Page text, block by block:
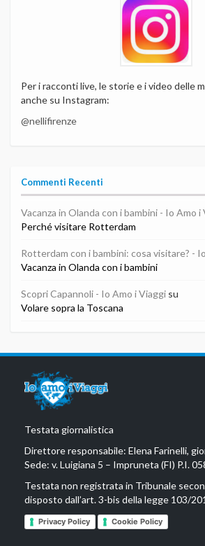
Per i racconti live, le storie e i video delle
anche su Instagram:
@nellifirenze
Commenti Recenti
Vacanza in Olanda con i bambini - Io Amo i
Perché visitare Rotterdam
Rotterdam con i bambini: cosa visitare? -
Vacanza in Olanda con i bambini
Scopri Capannoli - Io Amo i Viaggi su
Volare sopra la Toscana
Testata giornalistica
Direttore responsabile: Elena Farinelli,
Sede: v. Luigiana 5 – Impruneta (FI) P.I.
Testata non registrata in Tribunale
disposto dall’art. 3-bis della legge 103/
Privacy Policy Cookie Policy